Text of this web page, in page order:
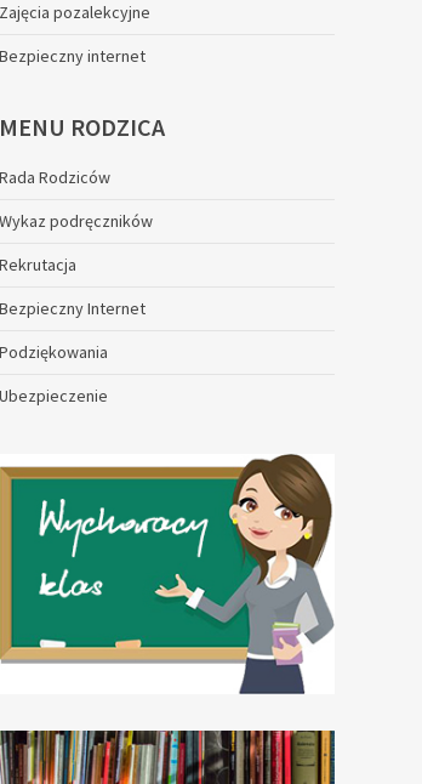
Zajęcia pozalekcyjne
Bezpieczny internet
MENU RODZICA
Rada Rodziców
Wykaz podręczników
Rekrutacja
Bezpieczny Internet
Podziękowania
Ubezpieczenie